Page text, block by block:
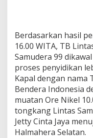
Berdasarkan hasil
16.00 WITA, TB
Samudera 99
proses penyidikan
Kapal dengan nama
Bendera Indonesia
muatan Ore Nikel
tongkang Lintas
Jetty Cinta Jaya
Halmahera Selatan.